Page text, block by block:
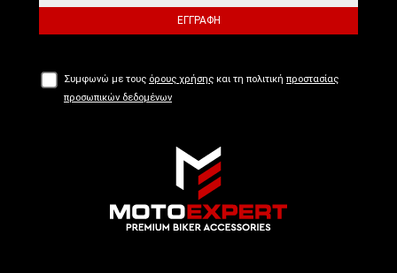
ΕΓΓΡΑΦΉ
Συμφωνώ με τους όρους χρήσης και τη πολιτική προστασίας
προσωπικών δεδομένων